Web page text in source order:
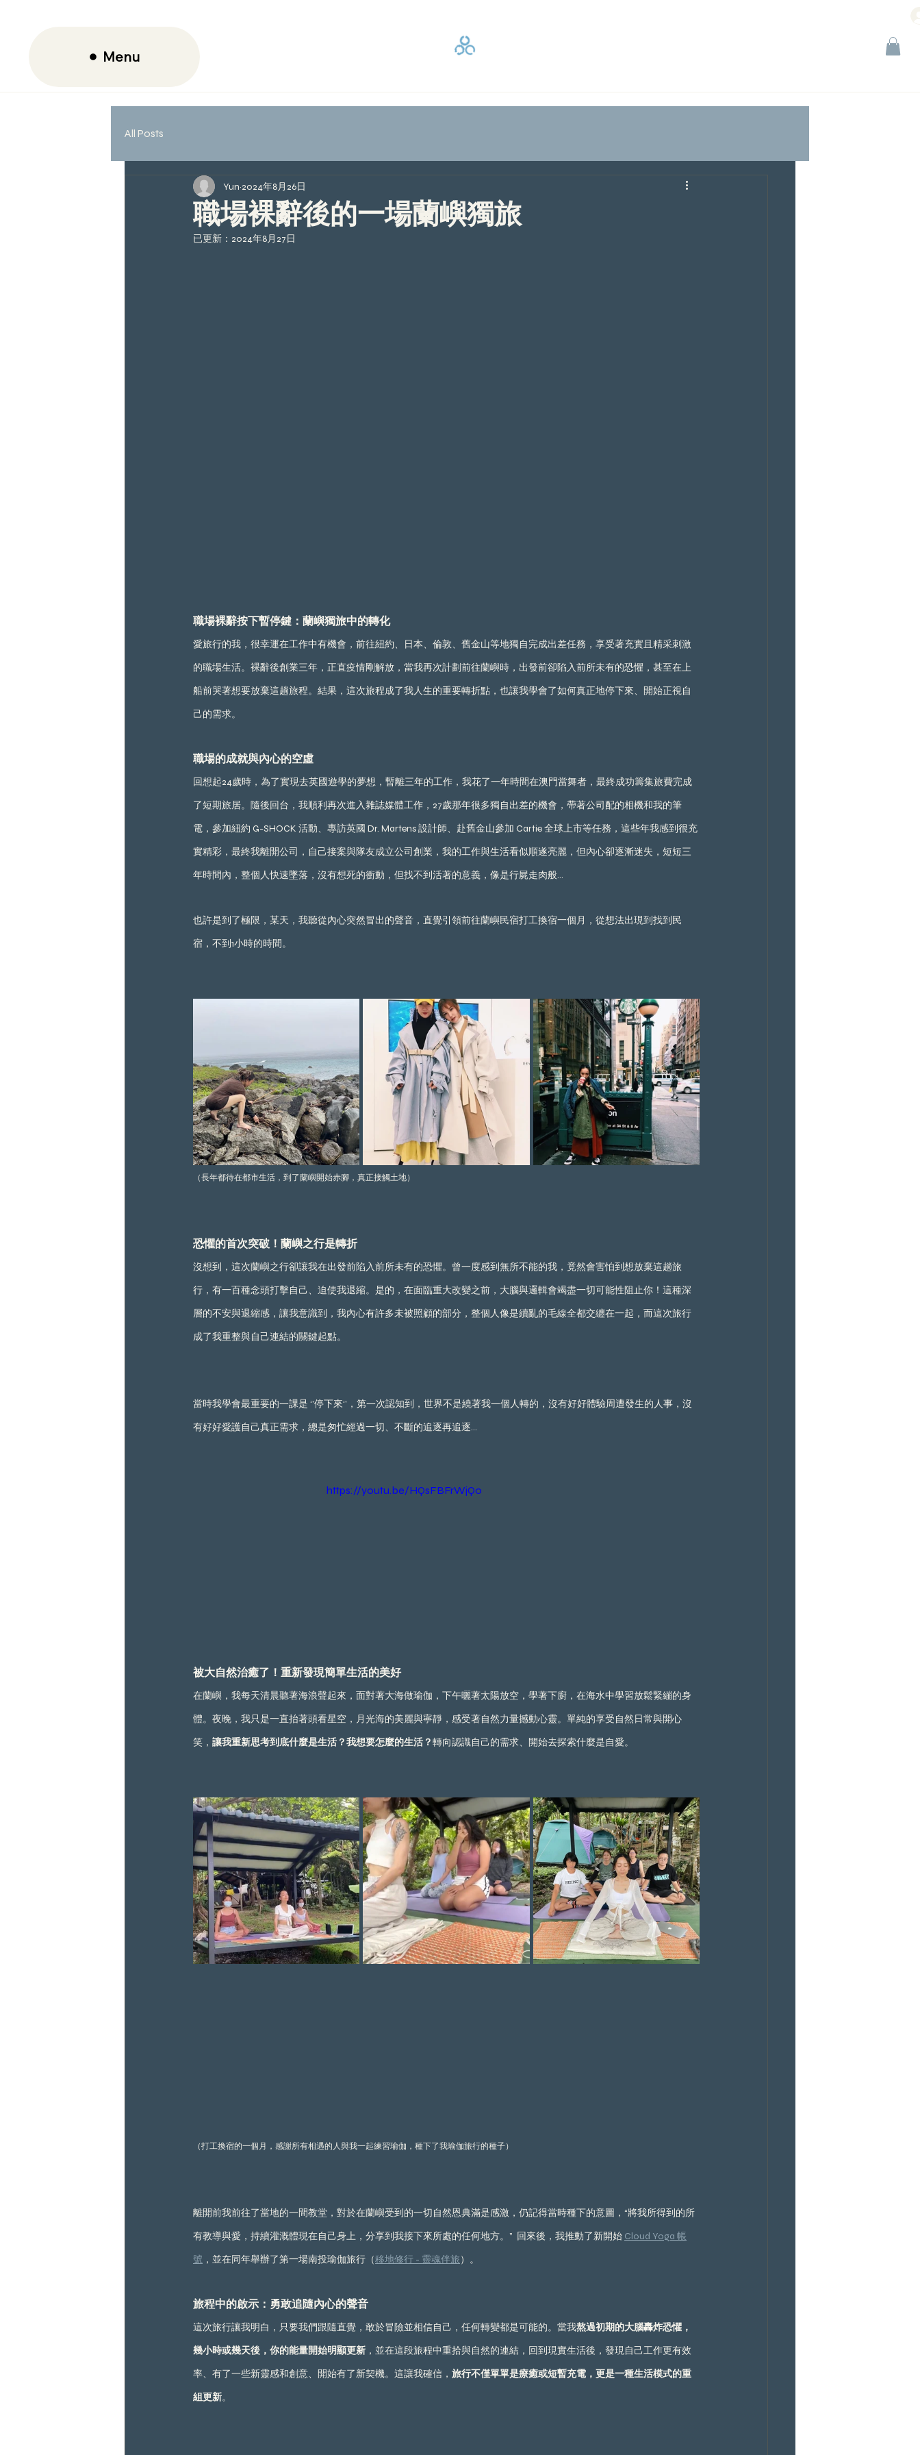
Menu
All Posts
職場裸辭後的一場蘭嶼獨旅
Yun 2024年8月26日
已更新： 2024年8月27日
職場裸辭按下暫停鍵：蘭嶼獨旅中的轉化
愛旅行的我，很幸運在工作中有機會，前往紐約、日本、倫敦、舊金山等地獨自完成出差任務，享受著充實且精采刺激
的職場生活。裸辭後創業三年，正直疫情剛解放，當我再次計劃前往蘭嶼時，出發前卻陷入前所未有的恐懼，甚至在上
船前哭著想要放棄這趟旅程。結果，這次旅程成了我人生的重要轉折點，也讓我學會了如何真正地停下來、開始正視自
己的需求。
職場的成就與內心的空虛
回想起24歲時，為了實現去英國遊學的夢想，暫離三年的工作，我花了一年時間在澳門當舞者，最終成功籌集旅費完成
了短期旅居。隨後回台，我順利再次進入雜誌媒體工作，27歲那年很多獨自出差的機會，帶著公司配的相機和我的筆
電，參加紐約 G-SHOCK 活動、專訪英國 Dr. Martens 設計師、赴舊金山參加 Cartie 全球上市等任務，這些年我感到很充
實精彩，最終我離開公司，自己接案與隊友成立公司創業，我的工作與生活看似順遂亮麗，但內心卻逐漸迷失，短短三
年時間內，整個人快速墜落，沒有想死的衝動，但找不到活著的意義，像是行屍走肉般...
也許是到了極限，某天，我聽從內心突然冒出的聲音，直覺引領前往蘭嶼民宿打工換宿一個月，從想法出現到找到民
宿，不到1小時的時間。
（長年都待在都市生活，到了蘭嶼開始赤腳，真正接觸土地）
恐懼的首次突破！蘭嶼之行是轉折
沒想到，這次蘭嶼之行卻讓我在出發前陷入前所未有的恐懼。曾一度感到無所不能的我，竟然會害怕到想放棄這趟旅
行，有一百種念頭打擊自己、迫使我退縮。是的，在面臨重大改變之前，大腦與邏輯會竭盡一切可能性阻止你！這種深
層的不安與退縮感，讓我意識到，我內心有許多未被照顧的部分，整個人像是續亂的毛線全都交纏在一起，而這次旅行
成了我重整與自己連結的關鍵起點。
當時我學會最重要的一課是 ‘’停下來‘’，第一次認知到，世界不是繞著我一個人轉的，沒有好好體驗周遭發生的人事，沒
有好好愛護自己真正需求，總是匆忙經過一切、不斷的追逐再追逐...
https://youtu.be/HQsFBFrWjQ0
被大自然治癒了！重新發現簡單生活的美好
在蘭嶼，我每天清晨聽著海浪聲起來，面對著大海做瑜伽，下午曬著太陽放空，學著下廚，在海水中學習放鬆緊繃的身
體。夜晚，我只是一直抬著頭看星空，月光海的美麗與寧靜，感受著自然力量撼動心靈。單純的享受自然日常與開心
笑， 讓我重新思考到底什麼是生活？我想要怎麼的生活？轉向認識自己的需求、開始去探索什麼是自愛。
（打工換宿的一個月，感謝所有相遇的人與我一起練習瑜伽，種下了我瑜伽旅行的種子）
離開前我前往了當地的一間教堂，對於在蘭嶼受到的一切自然恩典滿是感激，仍記得當時種下的意圖，“將我所得到的所
有教導與愛，持續灌溉體現在自己身上，分享到我接下來所處的任何地方。”  回來後，我推動了新開始 Cloud Yoga 帳
號 ，並在同年舉辦了第一場南投瑜伽旅行（移地修行 - 靈魂伴旅）。
旅程中的啟示：勇敢追隨內心的聲音
這次旅行讓我明白，只要我們跟隨直覺，敢於冒險並相信自己，任何轉變都是可能的。當我熬過初期的大腦轟炸恐懼，
幾小時或幾天後，你的能量開始明顯更新 ，並在這段旅程中重拾與自然的連結，回到現實生活後，發現自己工作更有效
率、有了一些新靈感和創意、開始有了新契機。這讓我確信， 旅行不僅單單是療癒或短暫充電，更是一種生活模式的重
組更新。